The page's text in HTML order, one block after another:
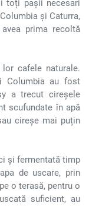
toți pașii necesari
și Caturra,
prima recoltă
cafele naturale.
Columbia au fost
a trecut cireșele
scufundate în apă
cireșe mai puțin
și fermentată timp
de uscare, prin
o terasă, pentru o
suficient, au